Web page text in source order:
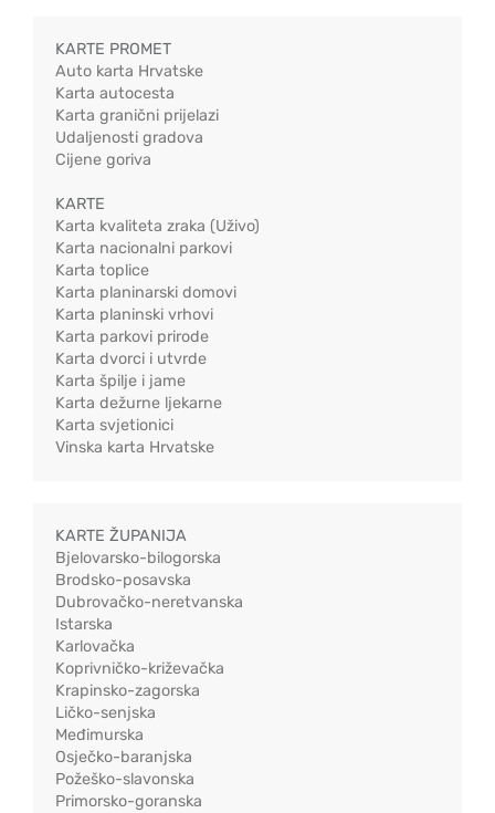
KARTE PROMET
Auto karta Hrvatske
Karta autocesta
Karta granični prijelazi
Udaljenosti gradova
Cijene goriva
KARTE
Karta kvaliteta zraka (Uživo)
Karta nacionalni parkovi
Karta toplice
Karta planinarski domovi
Karta planinski vrhovi
Karta parkovi prirode
Karta dvorci i utvrde
Karta špilje i jame
Karta dežurne ljekarne
Karta svjetionici
Vinska karta Hrvatske
KARTE ŽUPANIJA
Bjelovarsko-bilogorska
Brodsko-posavska
Dubrovačko-neretvanska
Istarska
Karlovačka
Koprivničko-križevačka
Krapinsko-zagorska
Ličko-senjska
Međimurska
Osječko-baranjska
Požeško-slavonska
Primorsko-goranska